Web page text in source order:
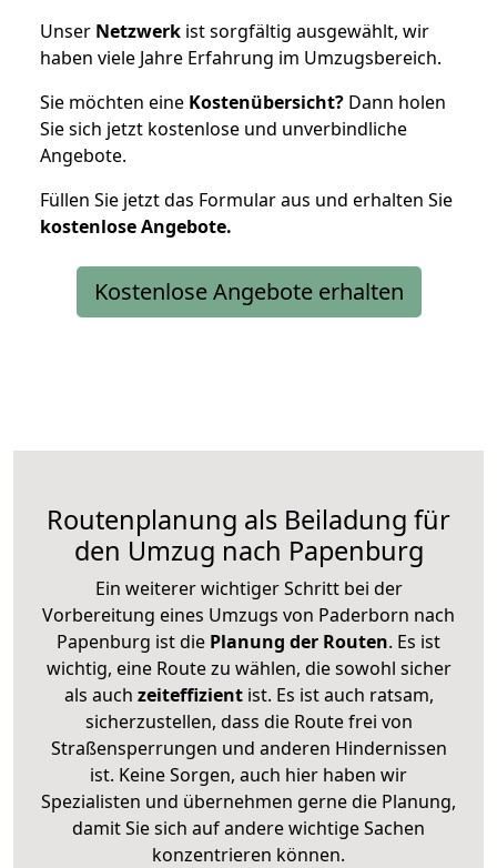
Unser Netzwerk ist sorgfältig ausgewählt, wir
haben viele Jahre Erfahrung im Umzugsbereich.
Sie möchten eine Kostenübersicht? Dann holen
Sie sich jetzt kostenlose und unverbindliche
Angebote.
Füllen Sie jetzt das Formular aus und erhalten Sie
kostenloseAngebote.
Kostenlose Angebote erhalten
Routenplanung als Beiladung für
den Umzug nach Papenburg
Ein weiterer wichtiger Schritt bei der
Vorbereitung eines Umzugs von Paderborn nach
Papenburg ist die Planung der Routen. Es ist
wichtig, eine Route zu wählen, die sowohl sicher
als auch zeiteffizientist. Es ist auch ratsam,
sicherzustellen, dass die Route frei von
Straßensperrungen und anderen Hindernissen
ist. Keine Sorgen, auch hier haben wir
Spezialisten und übernehmen gerne die Planung,
damit Sie sich auf andere wichtige Sachen
konzentrieren können.